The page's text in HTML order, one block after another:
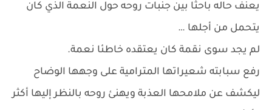
يعنف حاله باحثا بين جنبات روحه حول النعمة الذي كان
يتحمل من أجلها …
لم يجد سوى نقمة كان يعتقده خاطئا نعمة.
رفع سبابته شعيراتها المترامية على وجهها الوضاح
ليكشف عن ملامحها العذبة ويهنئ روحه بالنظر إليها أكثر